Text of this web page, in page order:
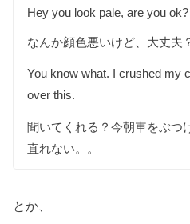
Hey you look pale, are you ok?
なんか顔色悪いけど、大丈夫
You know what. I crushed my
over this.
聞いてくれる？今朝車をぶつ
直れない。。
とか、